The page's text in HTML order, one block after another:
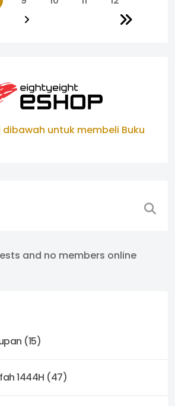
dibawah untuk membeli Buku
and no members online
(15)
1444H (47)